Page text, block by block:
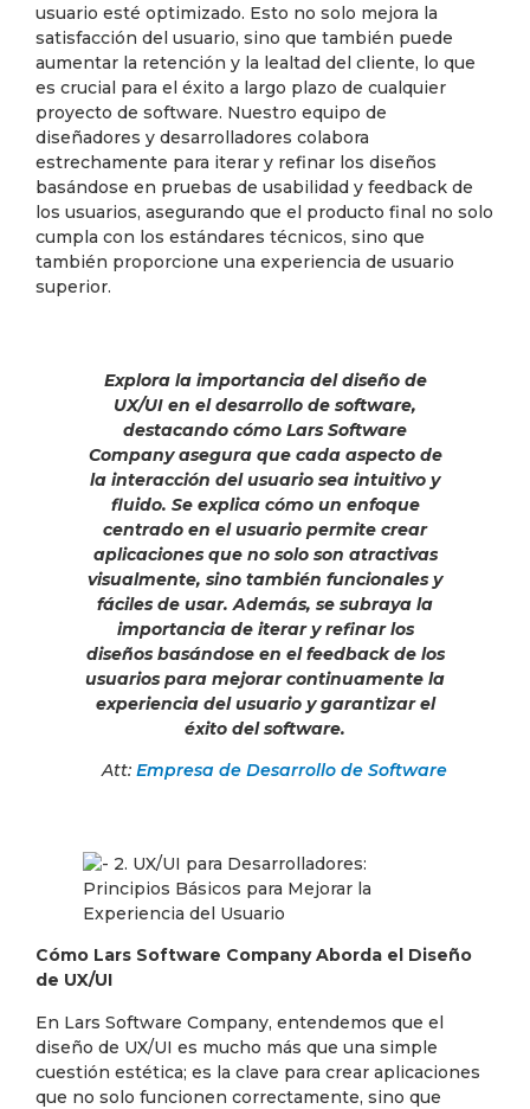
usuario esté optimizado. Esto no solo mejora la
satisfacción del usuario, sino que también puede
aumentar la retención y la lealtad del cliente, lo que
es crucial para el éxito a largo plazo de cualquier
proyecto de software. Nuestro equipo de
diseñadores y desarrolladores colabora
estrechamente para iterar y refinar los diseños
basándose en pruebas de usabilidad y feedback de
los usuarios, asegurando que el producto final no solo
cumpla con los estándares técnicos, sino que
también proporcione una experiencia de usuario
superior.
Explora la importancia del diseño de
UX/UI en el desarrollo de software,
destacando cómo Lars Software
Company asegura que cada aspecto de
la interacción del usuario sea intuitivo y
fluido. Se explica cómo un enfoque
centrado en el usuario permite crear
aplicaciones que no solo son atractivas
visualmente, sino también funcionales y
fáciles de usar. Además, se subraya la
importancia de iterar y refinar los
diseños basándose en el feedback de los
usuarios para mejorar continuamente la
experiencia del usuario y garantizar el
éxito del software.
Att: Empresa de Desarrollo de Software
Cómo Lars Software Company Aborda el Diseño
de UX/UI
En Lars Software Company, entendemos que el
diseño de UX/UI es mucho más que una simple
cuestión estética; es la clave para crear aplicaciones
que no solo funcionen correctamente, sino que